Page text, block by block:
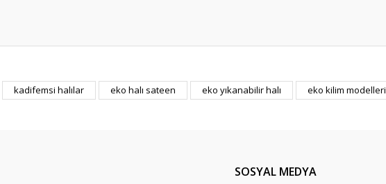
Bu ürüne ilk yorumu siz yapın!
kadifemsi halılar eko halı sateen eko yıkanabilir halı eko kilim modelleri
SOSYAL MEDYA